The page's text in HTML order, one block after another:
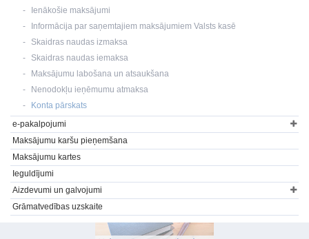
Ienākošie maksājumi
Informācija par saņemtajiem maksājumiem Valsts kasē
Skaidras naudas izmaksa
Skaidras naudas iemaksa
Maksājumu labošana un atsaukšana
Nenodokļu ieņēmumu atmaksa
Konta pārskats
e-pakalpojumi
Maksājumu karšu pieņemšana
Maksājumu kartes
Ieguldījumi
Aizdevumi un galvojumi
Grāmatvedības uzskaite